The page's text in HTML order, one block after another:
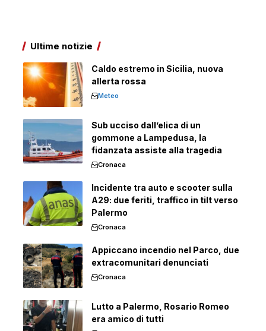
Ultime notizie
Caldo estremo in Sicilia, nuova
allerta rossa
Meteo
Sub ucciso dall’elica di un
gommone a Lampedusa, la
fidanzata assiste alla tragedia
Cronaca
Incidente tra auto e scooter sulla
A29: due feriti, traffico in tilt verso
Palermo
Cronaca
Appiccano incendio nel Parco, due
extracomunitari denunciati
Cronaca
Lutto a Palermo, Rosario Romeo
era amico di tutti